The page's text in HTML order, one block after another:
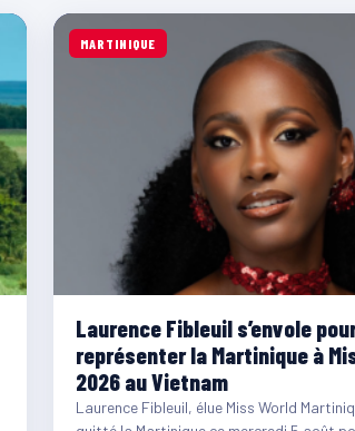
MARTINIQUE
Laurence Fibleuil s’envole
représenter la Martinique à
2026 au Vietnam
Laurence Fibleuil, élue Miss World